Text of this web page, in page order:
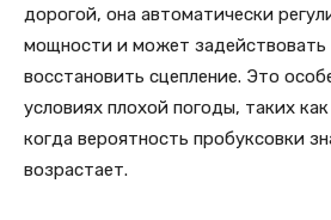
дорогой, она автоматически
мощности и может
восстановить сцепление. Это
условиях плохой погоды, таких
когда вероятность пробуксовки
возрастает.